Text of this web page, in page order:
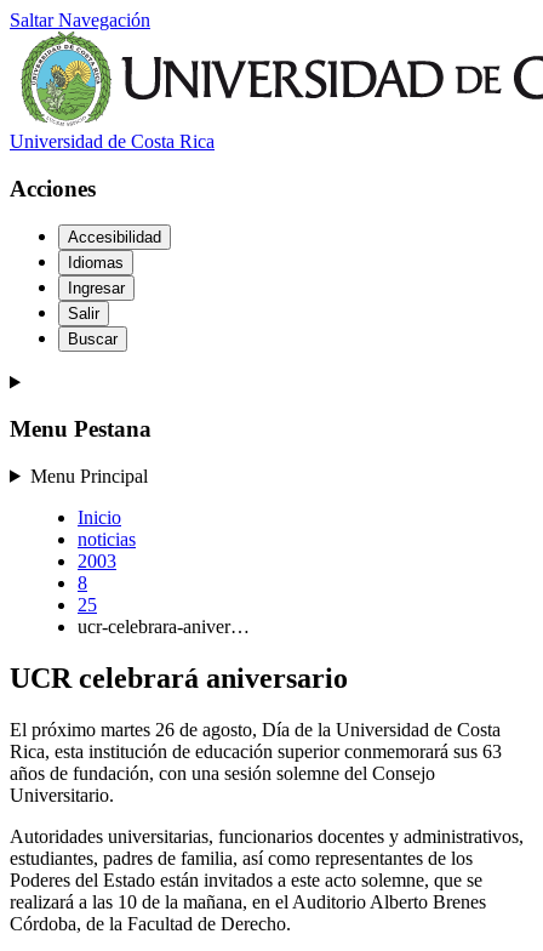
Saltar Navegación
Universidad de Costa Rica
Acciones
Accesibilidad
Idiomas
Ingresar
Salir
Buscar
Menu Pestana
Menu Principal
Inicio
noticias
2003
8
25
ucr-celebrara-aniver…
UCR celebrará aniversario
El próximo martes 26 de agosto, Día de la Universidad de Costa
Rica, esta institución de educación superior conmemorará sus 63
años de fundación, con una sesión solemne del Consejo
Universitario.
Autoridades universitarias, funcionarios docentes y administrativos,
estudiantes, padres de familia, así como representantes de los
Poderes del Estado están invitados a este acto solemne, que se
realizará a las 10 de la mañana, en el Auditorio Alberto Brenes
Córdoba, de la Facultad de Derecho.